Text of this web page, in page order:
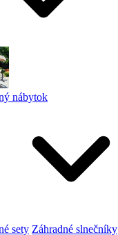
nábytok
sety Záhradné slnečníky